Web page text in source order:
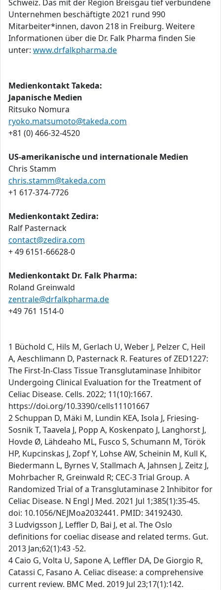
Schweiz. Das mit der Region Breisgau tief verbundene
Unternehmen beschäftigte 2021 rund 990
Mitarbeiter*innen, davon 218 in Freiburg. Weitere
Informationen über die Dr. Falk Pharma finden Sie
unter: www.drfalkpharma.de
Medienkontakt Takeda:
Japanische Medien
Ritsuko Nomura
ryoko.matsumoto@takeda.com
+81 (0) 466-32-4520
US-amerikanische und internationale Medien
Chris Stamm
chris.stamm@takeda.com
+1 617-374-7726
Medienkontakt Zedira:
Ralf Pasternack
contact@zedira.com
+ 49 6151-66628-0
Medienkontakt Dr. Falk Pharma:
Roland Greinwald
zentrale@drfalkpharma.de
+49 761 1514-0
1 Büchold C, Hils M, Gerlach U, Weber J, Pelzer C, Heil
A, Aeschlimann D, Pasternack R. Features of ZED1227:
The First-In-Class Tissue Transglutaminase Inhibitor
Undergoing Clinical Evaluation for the Treatment of
Celiac Disease. Cells. 2022; 11(10):1667.
https://doi.org/10.3390/cells11101667
2 Schuppan D, Mäki M, Lundin KEA, Isola J, Friesing-
Sosnik T, Taavela J, Popp A, Koskenpato J, Langhorst J,
Hovde Ø, Lähdeaho ML, Fusco S, Schumann M, Török
HP, Kupcinskas J, Zopf Y, Lohse AW, Scheinin M, Kull K,
Biedermann L, Byrnes V, Stallmach A, Jahnsen J, Zeitz J,
Mohrbacher R, Greinwald R; CEC-3 Trial Group. A
Randomized Trial of a Transglutaminase 2 Inhibitor for
Celiac Disease. N Engl J Med. 2021 Jul 1;385(1):35-45.
doi: 10.1056/NEJMoa2032441. PMID: 34192430.
3 Ludvigsson J, Leffler D, Bai J, et al. The Oslo
definitions for coeliac disease and related terms. Gut.
2013 Jan;62(1):43 -52.
4 Caio G, Volta U, Sapone A, Leffler DA, De Giorgio R,
Catassi C, Fasano A. Celiac disease: a comprehensive
current review. BMC Med. 2019 Jul 23;17(1):142.